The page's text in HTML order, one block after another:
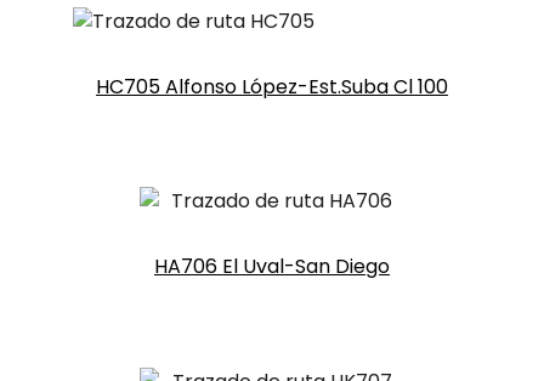
HC705 Alfonso López-Est.Suba Cl 100
HA706 El Uval-San Diego